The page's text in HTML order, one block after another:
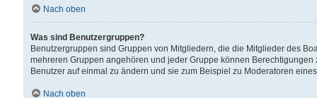
Nach oben
Was sind Benutzergruppen?
Benutzergruppen sind Gruppen von Mitgliedern, die die Mitglieder des
mehreren Gruppen angehören und jeder Gruppe können
Benutzer auf einmal zu ändern und sie zum Beispiel zu Moderatoren
Nach oben